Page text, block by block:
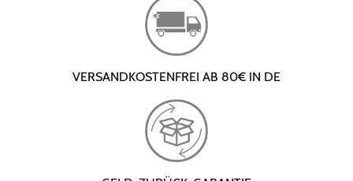
VERSANDKOSTENFREI AB 80€ IN DE